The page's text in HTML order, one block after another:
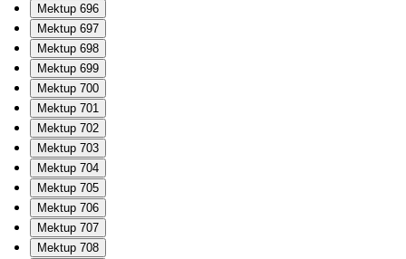
Mektup 696
Mektup 697
Mektup 698
Mektup 699
Mektup 700
Mektup 701
Mektup 702
Mektup 703
Mektup 704
Mektup 705
Mektup 706
Mektup 707
Mektup 708